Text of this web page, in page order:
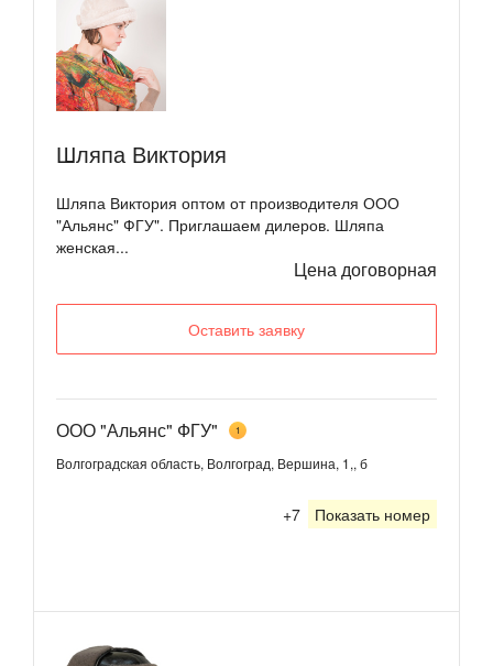
Шляпа Виктория
Шляпа Виктория оптом от производителя ООО
"Альянс" ФГУ". Приглашаем дилеров. Шляпа
женская...
Цена договорная
Оставить заявку
ООО "Альянс" ФГУ" 1
Волгоградская область, Волгоград, Вершина, 1,, б
+7 Показать номер